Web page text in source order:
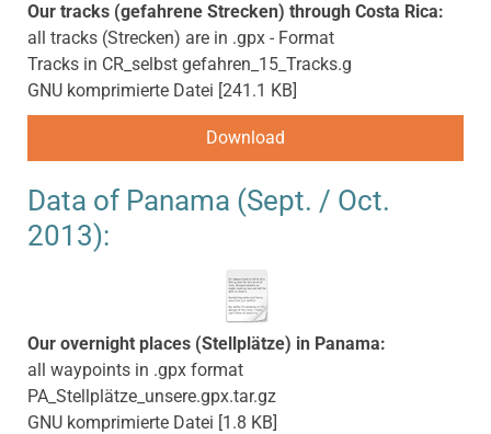
Our tracks (gefahrene Strecken) through Costa Rica:
all tracks (Strecken) are in .gpx - Format
Tracks in CR_selbst gefahren_15_Tracks.g
GNU komprimierte Datei 241.1 KB
Download
Data of Panama (Sept. / Oct.
2013):
Our overnight places (Stellplätze) in Panama:
all waypoints in .gpx format
PA_Stellplätze_unsere.gpx.tar.gz
GNU komprimierte Datei 1.8 KB